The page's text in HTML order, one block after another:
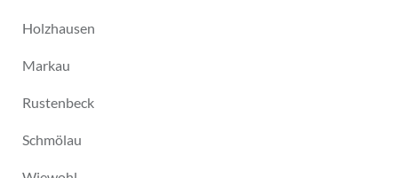
Holzhausen
Markau
Rustenbeck
Schmölau